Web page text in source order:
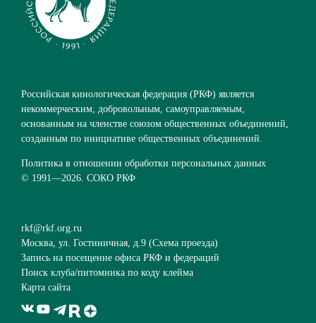
Российская кинологическая федерация (РКФ) является
некоммерческим, добровольным, самоуправляемым,
основанным на членстве союзом общественных объединений,
созданным по инициативе общественных объединений.
Политика в отношении обработки персональных данных
© 1991—2026. СОКО РКФ
rkf@rkf.org.ru
Москва, ул. Гостиничная, д.9 (Схема проезда)
Запись на посещение офиса РКФ и федераций
Поиск клуба/питомника по коду клейма
Карта сайта